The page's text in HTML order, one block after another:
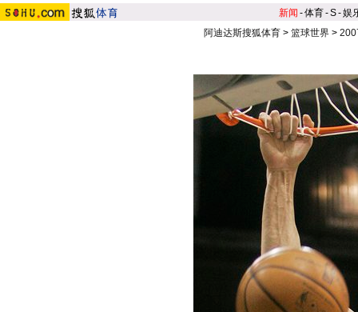
新闻 -体育-S-娱
阿迪达斯搜狐体育> 篮球世界>